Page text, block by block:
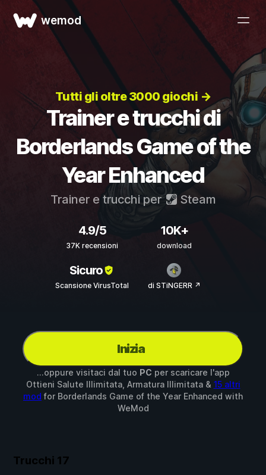
wemod
Tutti gli oltre 3000 giochi →
Trainer e trucchi di
Borderlands Game of the
Year Enhanced
Trainer e trucchi per Steam
4.9/5
37K recensioni
10K+
download
Sicuro
Scansione VirusTotal di STiNGERR ↗
Inizia
...oppure visitaci dal tuo PC per scaricare l'app
Ottieni Salute Illimitata, Armatura Illimitata & 15 altri
mod for Borderlands Game of the Year Enhanced with
WeMod
Trucchi 17